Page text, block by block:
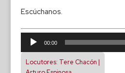
Escúchanos.
Reproductor
audio
00:00
Locutores: Tere Chacón |